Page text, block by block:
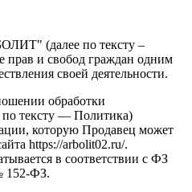
(далее по тексту –
прав и свобод граждан одним
своей деятельности.
обработки
по тексту — Политика)
которую Продавец может
https://arbolit02.ru/.
в соответствии с ФЗ
152-ФЗ.